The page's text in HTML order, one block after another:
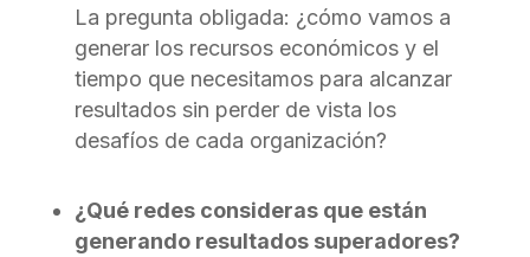
La pregunta obligada: ¿cómo vamos a
generar los recursos económicos y el
tiempo que necesitamos para alcanzar
resultados sin perder de vista los
desafíos de cada organización?
¿Qué redes consideras que están
generando resultados superadores?